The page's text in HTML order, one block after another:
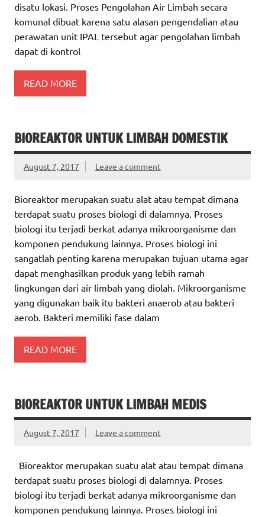
disatu lokasi. Proses Pengolahan Air Limbah secara
komunal dibuat karena satu alasan pengendalian atau
perawatan unit IPAL tersebut agar pengolahan limbah
dapat di kontrol
READ MORE
BIOREAKTOR UNTUK LIMBAH DOMESTIK
August 7, 2017 Leave a comment
Bioreaktor merupakan suatu alat atau tempat dimana
terdapat suatu proses biologi di dalamnya. Proses
biologi itu terjadi berkat adanya mikroorganisme dan
komponen pendukung lainnya. Proses biologi ini
sangatlah penting karena merupakan tujuan utama agar
dapat menghasilkan produk yang lebih ramah
lingkungan dari air limbah yang diolah. Mikroorganisme
yang digunakan baik itu bakteri anaerob atau bakteri
aerob. Bakteri memiliki fase dalam
READ MORE
BIOREAKTOR UNTUK LIMBAH MEDIS
August 7, 2017 Leave a comment
Bioreaktor merupakan suatu alat atau tempat dimana
terdapat suatu proses biologi di dalamnya. Proses
biologi itu terjadi berkat adanya mikroorganisme dan
komponen pendukung lainnya. Proses biologi ini